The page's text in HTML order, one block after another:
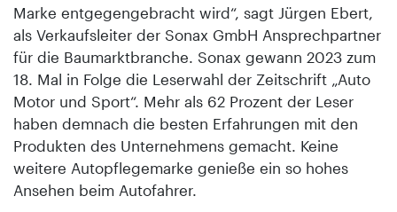
Marke entgegengebracht wird“, sagt Jürgen Ebert,
als Verkaufsleiter der Sonax GmbH Ansprechpartner
für die Baumarktbranche. Sonax gewann 2023 zum
18. Mal in Folge die Leserwahl der Zeitschrift „Auto
Motor und Sport“. Mehr als 62 Prozent der Leser
haben demnach die besten Erfahrungen mit den
Produkten des Unternehmens gemacht. Keine
weitere Autopflegemarke genieße ein so hohes
Ansehen beim Autofahrer.